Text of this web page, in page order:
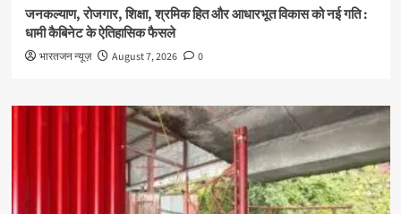
जनकल्याण, रोजगार, शिक्षा, श्रमिक हित और आधारभूत विकास को नई गति :
धामी कैबिनेट के ऐतिहासिक फैसले
भारतजन न्यूज़ August 7, 2026 0